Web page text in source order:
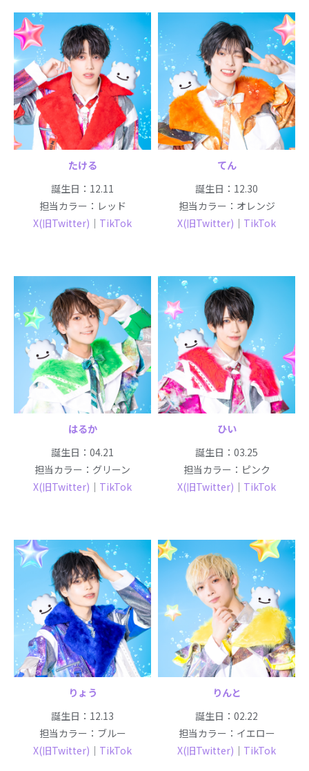
たける
誕生日：12.11
担当カラー：レッド
X(旧Twitter) ｜ TikTok
てん
誕生日：12.30
担当カラー：オレンジ
X(旧Twitter) ｜ TikTok
はるか
誕生日：04.21
担当カラー：グリーン
X(旧Twitter) ｜ TikTok
ひい
誕生日：03.25
担当カラー：ピンク
X(旧Twitter) ｜ TikTok
りょう
誕生日：12.13
担当カラー：ブルー
X(旧Twitter) ｜ TikTok
りんと
誕生日：02.22
担当カラー：イエロー
X(旧Twitter) ｜ TikTok